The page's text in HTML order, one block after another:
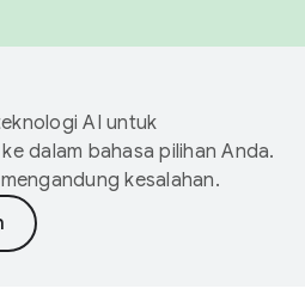
AI untuk
dalam bahasa pilihan Anda.
kesalahan.